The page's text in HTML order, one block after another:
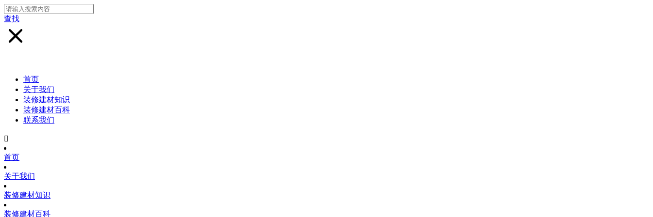
查找
首页
关于我们
装修建材知识
装修建材百科
联系我们

首页
关于我们
装修建材知识
装修建材百科